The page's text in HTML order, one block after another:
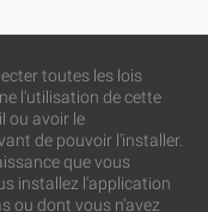
toutes les lois
l'utilisation de cette
ou avoir le
de pouvoir l'installer.
que vous
installez l'application
ou dont vous n'avez